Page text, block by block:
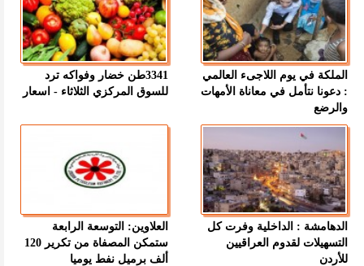
الملكة في يوم اللاجىء العالمي
: دعونا نتأمل في معاناة الأمهات
والرضع
3341طن خضار وفواكه ترد
للسوق المركزي الثلاثاء - اسعار
الدهامشة : الداخلية وفرت كل
التسهيلات لقدوم العراقيين
للأردن
العلاوين: التوسعة الرابعة
ستمكن المصفاة من تكرير 120
ألف برميل نفط يوميا